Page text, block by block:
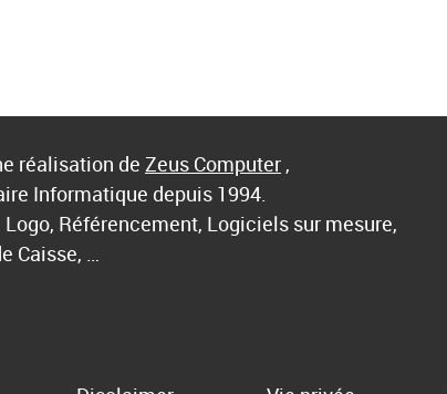
réalisation de Zeus Computer ,
Informatique depuis 1994.
Référencement, Logiciels sur mesure,
Caisse, …